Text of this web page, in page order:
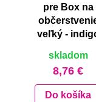
pre Box na
veľký -
skladom
8,76 €
Do košíka